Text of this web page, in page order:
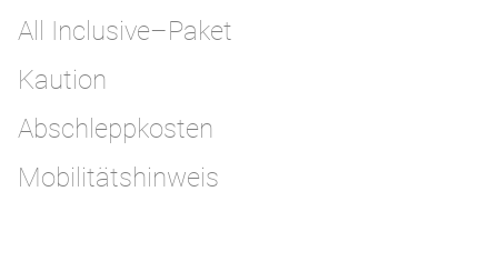
All Inclusive–Paket
Kaution
Abschleppkosten
Mobilitätshinweis